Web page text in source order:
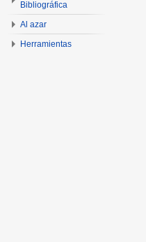
Bibliográfica
Al azar
Herramientas